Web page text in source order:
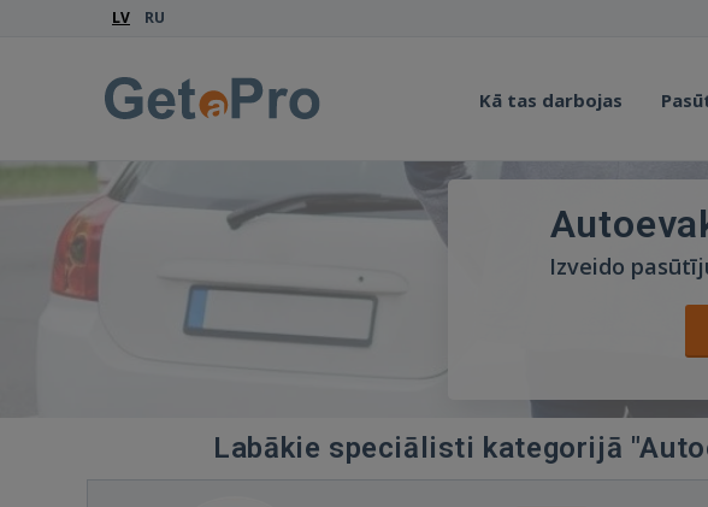
LV RU
Kā tas darbojas
Izveido
Labākie speciālisti kategorijā